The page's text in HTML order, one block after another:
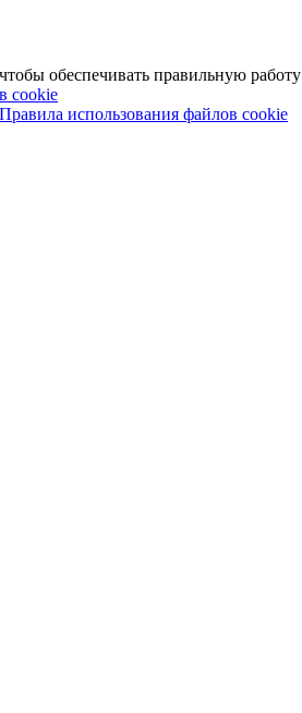
обеспечивать правильную работу
cookie
Правила использования файлов cookie